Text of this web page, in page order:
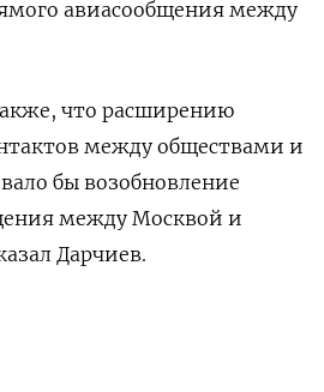
авиасообщения между
что расширению
между обществами и
бы возобновление
между Москвой и
Дарчиев.